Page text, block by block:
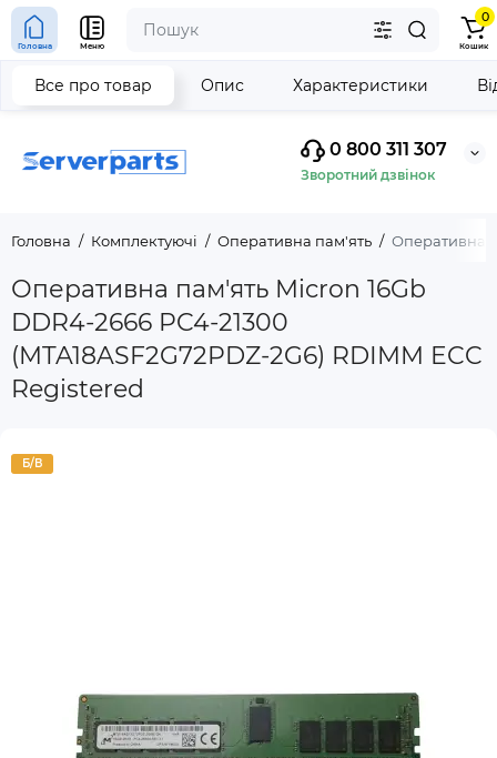
0 800 311 307
Зворотний дзвінок
Головна Меню
0
Кошик
Головна Комплектуючі Оперативна пам'ять Оперативна
Оперативна пам'ять Micron 16Gb
DDR4-2666 PC4-21300
(MTA18ASF2G72PDZ-2G6) RDIMM ECC
Registered
Все про товар Опис Характеристики
Б/В